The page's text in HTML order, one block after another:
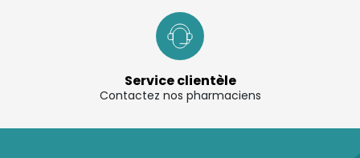
Service clientèle
Contactez nos pharmaciens